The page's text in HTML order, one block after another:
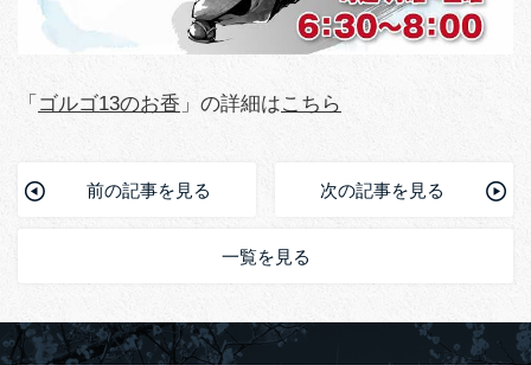
「 ゴルゴ13のお香 」の詳細はこちら
前の記事を見る 次の記事を見る
一覧を見る